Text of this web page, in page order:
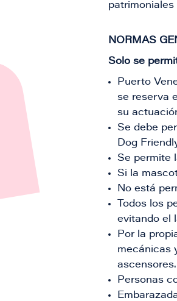
NORMAS
Solo se
Puerto
se reserva
su
Se debe
Dog
Se permite
Si la
No está
Todos los
evitando el
Por la
mecánicas
Personas